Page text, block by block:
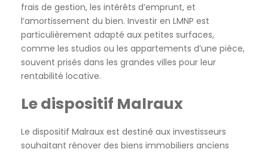
frais de gestion, les intérêts d’emprunt, et
l’amortissement du bien. Investir en LMNP est
particulièrement adapté aux petites surfaces,
comme les studios ou les appartements d’une pièce,
souvent prisés dans les grandes villes pour leur
rentabilité locative.
Le dispositif Malraux
Le dispositif Malraux est destiné aux investisseurs
souhaitant rénover des biens immobiliers anciens